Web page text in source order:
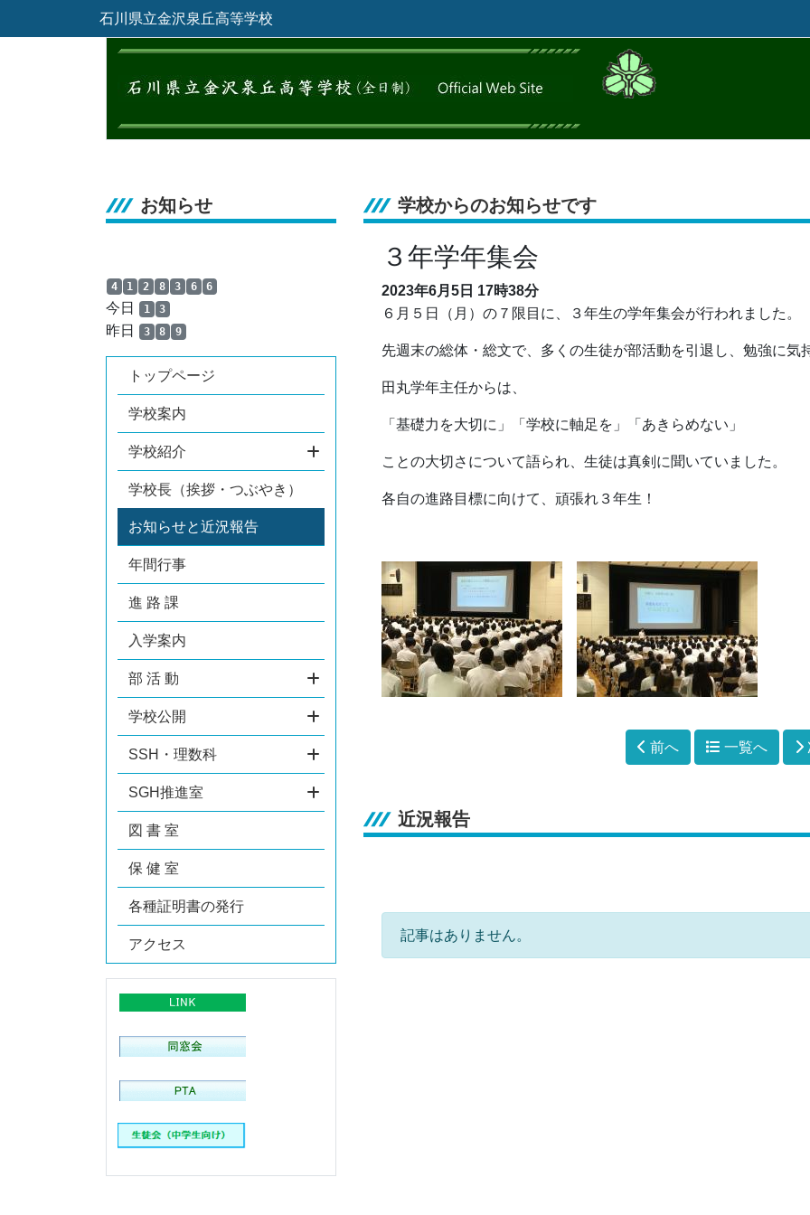
石川県立金沢泉丘高等学校
お知らせ
4 1 2 8 3 6 6
今日 1 3
昨日 3 8 9
トップページ
学校案内
学校紹介
学校長（挨拶・つぶやき）
お知らせと近況報告
年間行事
進 路 課
入学案内
部 活 動
学校公開
SSH・理数科
SGH推進室
図 書 室
保 健 室
各種証明書の発行
アクセス
学校からのお知らせです
３年学年集会
2023年6月5日 17時38分
６月５日（月）の７限目に、３年生の学年集会が行われました。
先週末の総体・総文で、多くの生徒が部活動を引退し、勉強に気
田丸学年主任からは、
「基礎力を大切に」「学校に軸足を」「あきらめない」
ことの大切さについて語られ、生徒は真剣に聞いていました。
各自の進路目標に向けて、頑張れ３年生！
前へ 一覧へ
近況報告
記事はありません。